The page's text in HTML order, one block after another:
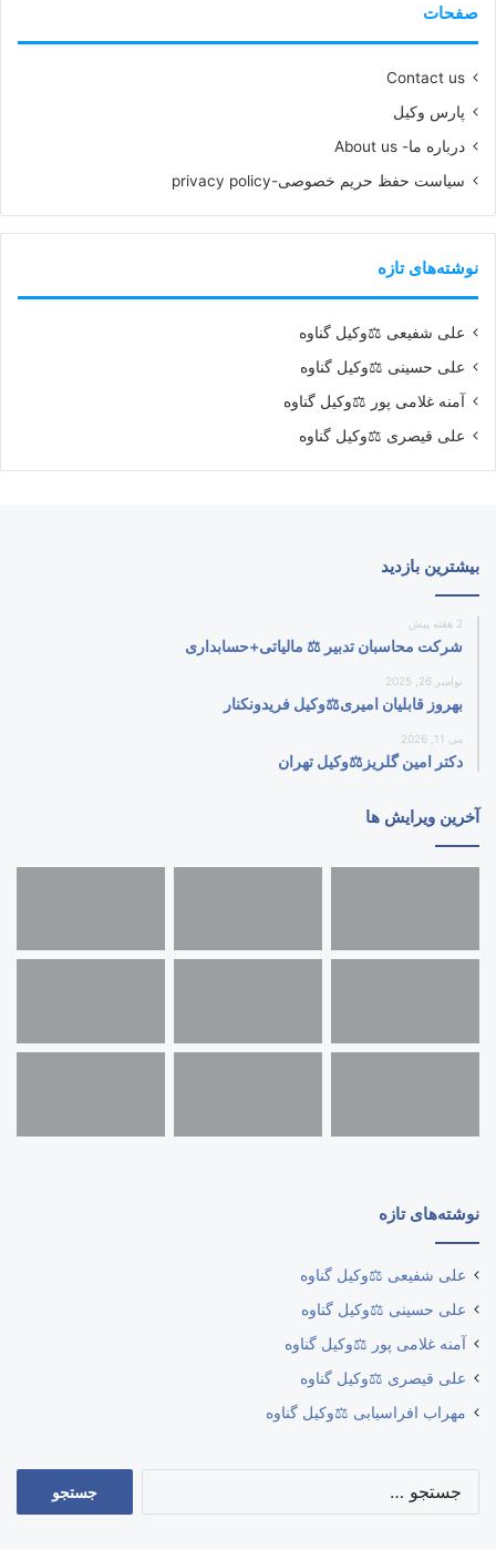
صفحات
Contact us
پارس وکیل
درباره ما- About us
سیاست حفظ حریم خصوصی-privacy policy
نوشته‌های تازه
علی شفیعی ⚖️وکیل گناوه
علی حسینی ⚖️وکیل گناوه
آمنه غلامی پور ⚖️وکیل گناوه
علی قیصری ⚖️وکیل گناوه
بیشترین بازدید
2 هفته پیش
شرکت محاسبان تدبیر ⚖️ مالیاتی+حسابداری
نوامبر 26, 2025
بهروز قابلیان امیری⚖️وکیل فریدونکنار
می 11, 2026
دکتر امین گلریز⚖️وکیل تهران
آخرین ویرایش ها
نوشته‌های تازه
علی شفیعی ⚖️وکیل گناوه
علی حسینی ⚖️وکیل گناوه
آمنه غلامی پور ⚖️وکیل گناوه
علی قیصری ⚖️وکیل گناوه
مهراب افراسیابی ⚖️وکیل گناوه